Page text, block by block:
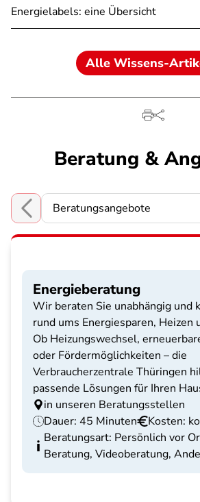
Energielabels: eine Übersicht
Alle Wissens-
Beratung &
Choose a section
Energieberatung
Wir beraten Sie unabhängig und
rund ums Energiesparen, Heizen
Ob Heizungswechsel,
oder Fördermöglichkeiten – die
Verbraucherzentrale Thüringen
passende Lösungen für Ihren
in unseren Beratungsstellen
Dauer: 45 Minuten
Kosten:
Beratungsart: Persönlich vor
Beratung, Videoberatung,